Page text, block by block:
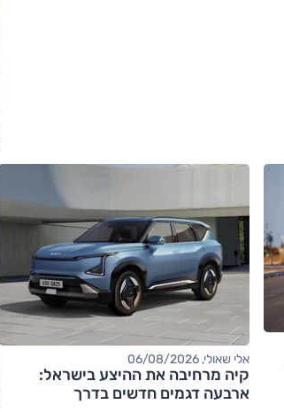
אלי שאולי, 06/08/2026
קיה מרחיבה את ההיצע בישראל:
ארבעה דגמים חדשים בדרך